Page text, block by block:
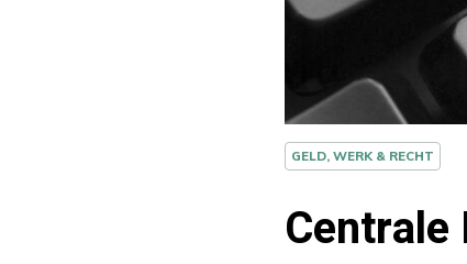
GELD, WERK & RECHT